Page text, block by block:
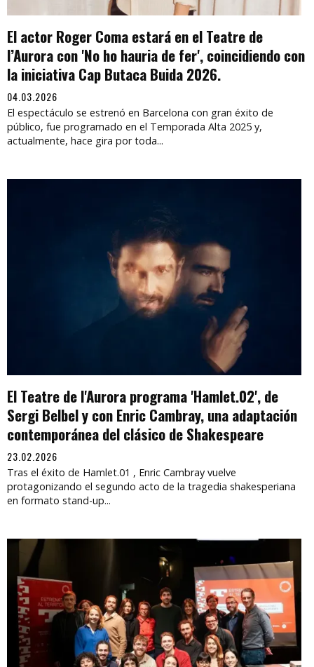
El actor Roger Coma estará en el Teatre de
l’Aurora con 'No ho hauria de fer', coincidiendo con
la iniciativa Cap Butaca Buida 2026.
04.03.2026
El espectáculo se estrenó en Barcelona con gran éxito de
público, fue programado en el Temporada Alta 2025 y,
actualmente, hace gira por toda...
El Teatre de l'Aurora programa 'Hamlet.02', de
Sergi Belbel y con Enric Cambray, una adaptación
contemporánea del clásico de Shakespeare
23.02.2026
Tras el éxito de Hamlet.01 , Enric Cambray vuelve
protagonizando el segundo acto de la tragedia shakesperiana
en formato stand-up...